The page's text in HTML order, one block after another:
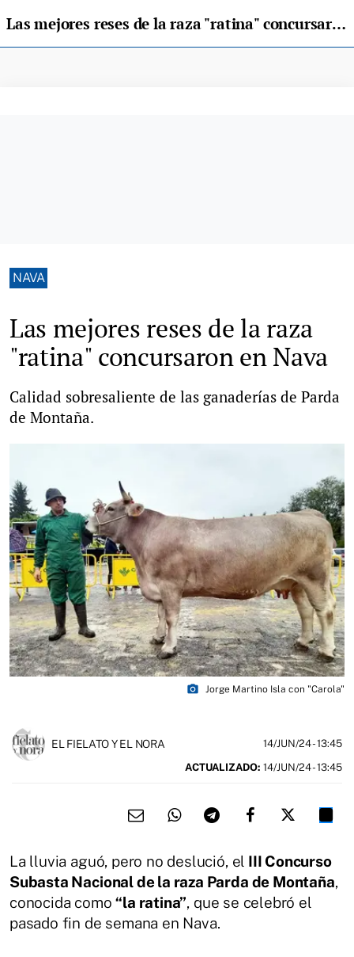
Las mejores reses de la raza "ratina" concursaron en Nava
NAVA
Las mejores reses de la raza
"ratina" concursaron en Nava
Calidad sobresaliente de las ganaderías de Parda
de Montaña.
photo_camera Jorge Martino Isla con "Carola"
EL FIELATO Y EL NORA 14/JUN/24- 13:45
ACTUALIZADO: 14/JUN/24 - 13:45
La lluvia aguó, pero no deslució, el III Concurso
Subasta Nacional de la raza Parda de Montaña,
conocida como“la ratina”, que se celebró el
pasado fin de semana en Nava.